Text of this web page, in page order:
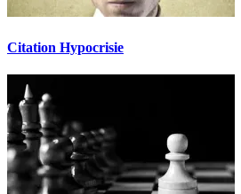
Citation Hypocrisie